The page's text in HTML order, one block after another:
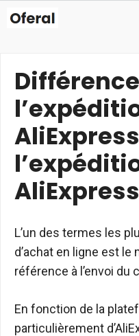
AliExpress
L’un des termes les
d’achat en ligne est le
référence à l’envoi du
En fonction de la
particulièrement